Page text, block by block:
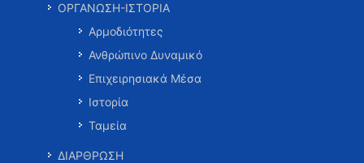
ΟΡΓΑΝΩΣΗ-ΙΣΤΟΡΙΑ
Αρμοδιότητες
Ανθρώπινο Δυναμικό
Επιχειρησιακά Μέσα
Ιστορία
Ταμεία
ΔΙΑΡΘΡΩΣΗ